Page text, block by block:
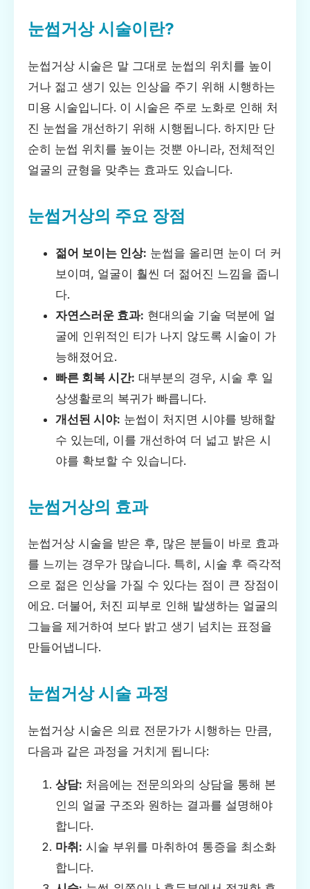
눈썹거상 시술이란?
눈썹거상 시술은 말 그대로 눈썹의 위치를 높이
거나 젊고 생기 있는 인상을 주기 위해 시행하는
미용 시술입니다. 이 시술은 주로 노화로 인해 처
진 눈썹을 개선하기 위해 시행됩니다. 하지만 단
순히 눈썹 위치를 높이는 것뿐 아니라, 전체적인
얼굴의 균형을 맞추는 효과도 있습니다.
눈썹거상의 주요 장점
젊어 보이는 인상: 눈썹을 올리면 눈이 더 커
보이며, 얼굴이 훨씬 더 젊어진 느낌을 줍니
다.
자연스러운 효과: 현대의술 기술 덕분에 얼
굴에 인위적인 티가 나지 않도록 시술이 가
능해졌어요.
빠른 회복 시간: 대부분의 경우, 시술 후 일
상생활로의 복귀가 빠릅니다.
개선된 시야: 눈썹이 처지면 시야를 방해할
수 있는데, 이를 개선하여 더 넓고 밝은 시
야를 확보할 수 있습니다.
눈썹거상의 효과
눈썹거상 시술을 받은 후, 많은 분들이 바로 효과
를 느끼는 경우가 많습니다. 특히, 시술 후 즉각적
으로 젊은 인상을 가질 수 있다는 점이 큰 장점이
에요. 더불어, 처진 피부로 인해 발생하는 얼굴의
그늘을 제거하여 보다 밝고 생기 넘치는 표정을
만들어냅니다.
눈썹거상 시술 과정
눈썹거상 시술은 의료 전문가가 시행하는 만큼,
다음과 같은 과정을 거치게 됩니다:
상담: 처음에는 전문의와의 상담을 통해 본
인의 얼굴 구조와 원하는 결과를 설명해야
합니다.
마취: 시술 부위를 마취하여 통증을 최소화
합니다.